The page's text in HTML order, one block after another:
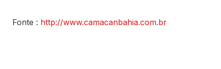
Fonte : http://www.camacanbahia.com.br